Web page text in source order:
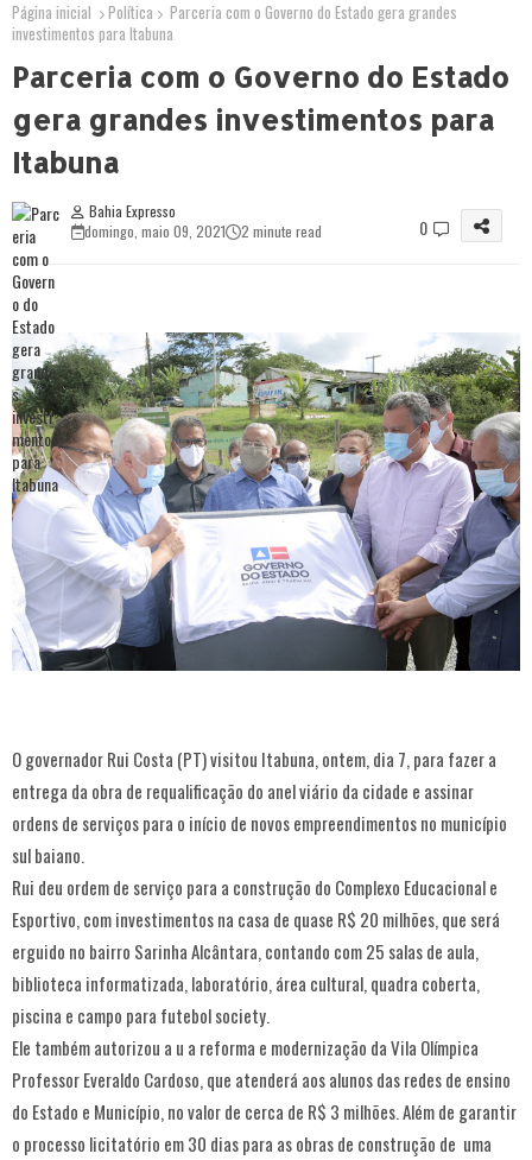
Página inicial Política
Parceria com o Governo do Estado gera grandes
investimentos para Itabuna
Parceria com o Governo do Estado
gera grandes investimentos para
Itabuna
Bahia Expresso
domingo, maio 09, 2021
2 minute read 0
O governador Rui Costa (PT) visitou Itabuna, ontem, dia 7, para fazer a
entrega da obra de requalificação do anel viário da cidade e assinar
ordens de serviços para o início de novos empreendimentos no município
sul baiano.
Rui deu ordem de serviço para a construção do Complexo Educacional e
Esportivo, com investimentos na casa de quase R$ 20 milhões, que será
erguido no bairro Sarinha Alcântara, contando com 25 salas de aula,
biblioteca informatizada, laboratório, área cultural, quadra coberta,
piscina e campo para futebol society.
Ele também autorizou a u a reforma e modernização da Vila Olímpica
Professor Everaldo Cardoso, que atenderá aos alunos das redes de ensino
do Estado e Município, no valor de cerca de R$ 3 milhões. Além de garantir
o processo licitatório em 30 dias para as obras de construção de uma